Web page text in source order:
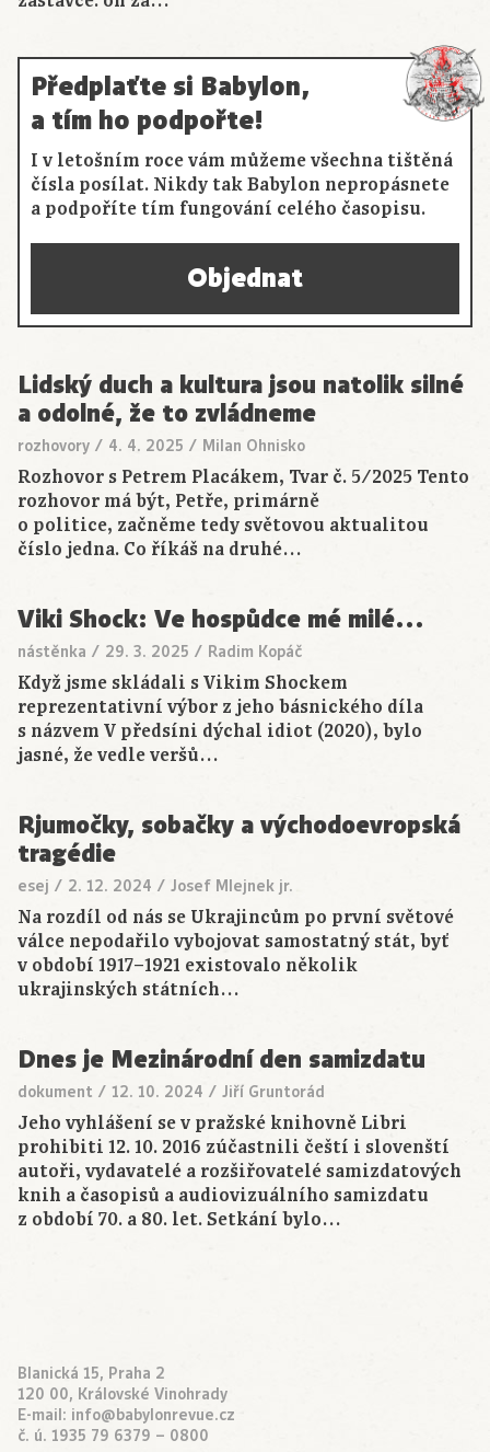
Předplaťte si Babylon,
a tím ho podpořte!
I v letošním roce vám můžeme všechna tištěná
čísla posílat. Nikdy tak Babylon nepropásnete
a podpoříte tím fungování celého časopisu.
Objednat
Lidský duch a kultura jsou natolik silné
a odolné, že to zvládneme
rozhovory / 4. 4. 2025 / Milan Ohnisko
Rozhovor s Petrem Placákem, Tvar č. 5/2025 Tento
rozhovor má být, Petře, primárně
o politice, začněme tedy světovou aktualitou
číslo jedna. Co říkáš na druhé…
Viki Shock: Ve hospůdce mé milé…
nástěnka / 29. 3. 2025 / Radim Kopáč
Když jsme skládali s Vikim Shockem
reprezentativní výbor z jeho básnického díla
s názvem V předsíni dýchal idiot (2020), bylo
jasné, že vedle veršů…
Rjumočky, sobačky a východoevropská
tragédie
esej / 2. 12. 2024 / Josef Mlejnek jr.
Na rozdíl od nás se Ukrajincům po první světové
válce nepodařilo vybojovat samostatný stát, byť
v období 1917–1921 existovalo několik
ukrajinských státních…
Dnes je Mezinárodní den samizdatu
dokument / 12. 10. 2024 / Jiří Gruntorád
Jeho vyhlášení se v pražské knihovně Libri
prohibiti 12. 10. 2016 zúčastnili čeští i slovenští
autoři, vydavatelé a rozšiřovatelé samizdatových
knih a časopisů a audiovizuálního samizdatu
z období 70. a 80. let. Setkání bylo…
Blanická 15, Praha 2
120 00, Královské Vinohrady
E-mail: info@babylonrevue.cz
č. ú. 1935 79 6379 – 0800